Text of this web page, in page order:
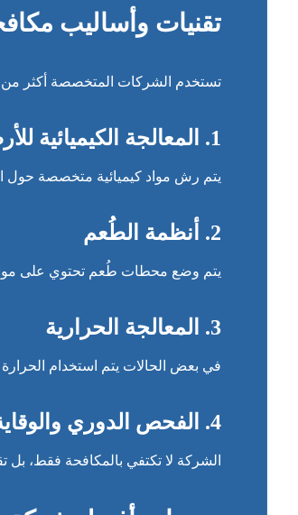
تقنيات وأساليب
تستخدم الشركات المتخصصة أكثر
1. المعالجة الكيميائية للأرضيات
يتم رش مواد كيميائية متخصصة حول
2. أنظمة الطُعم
يتم وضع محطات طُعم تحتوي على مواد
3. المعالجة الحرارية
في بعض الحالات يتم استخدام
4. الفحص الدوري والوقاية
الشركة لا تكتفي بالمكافحة فقط،